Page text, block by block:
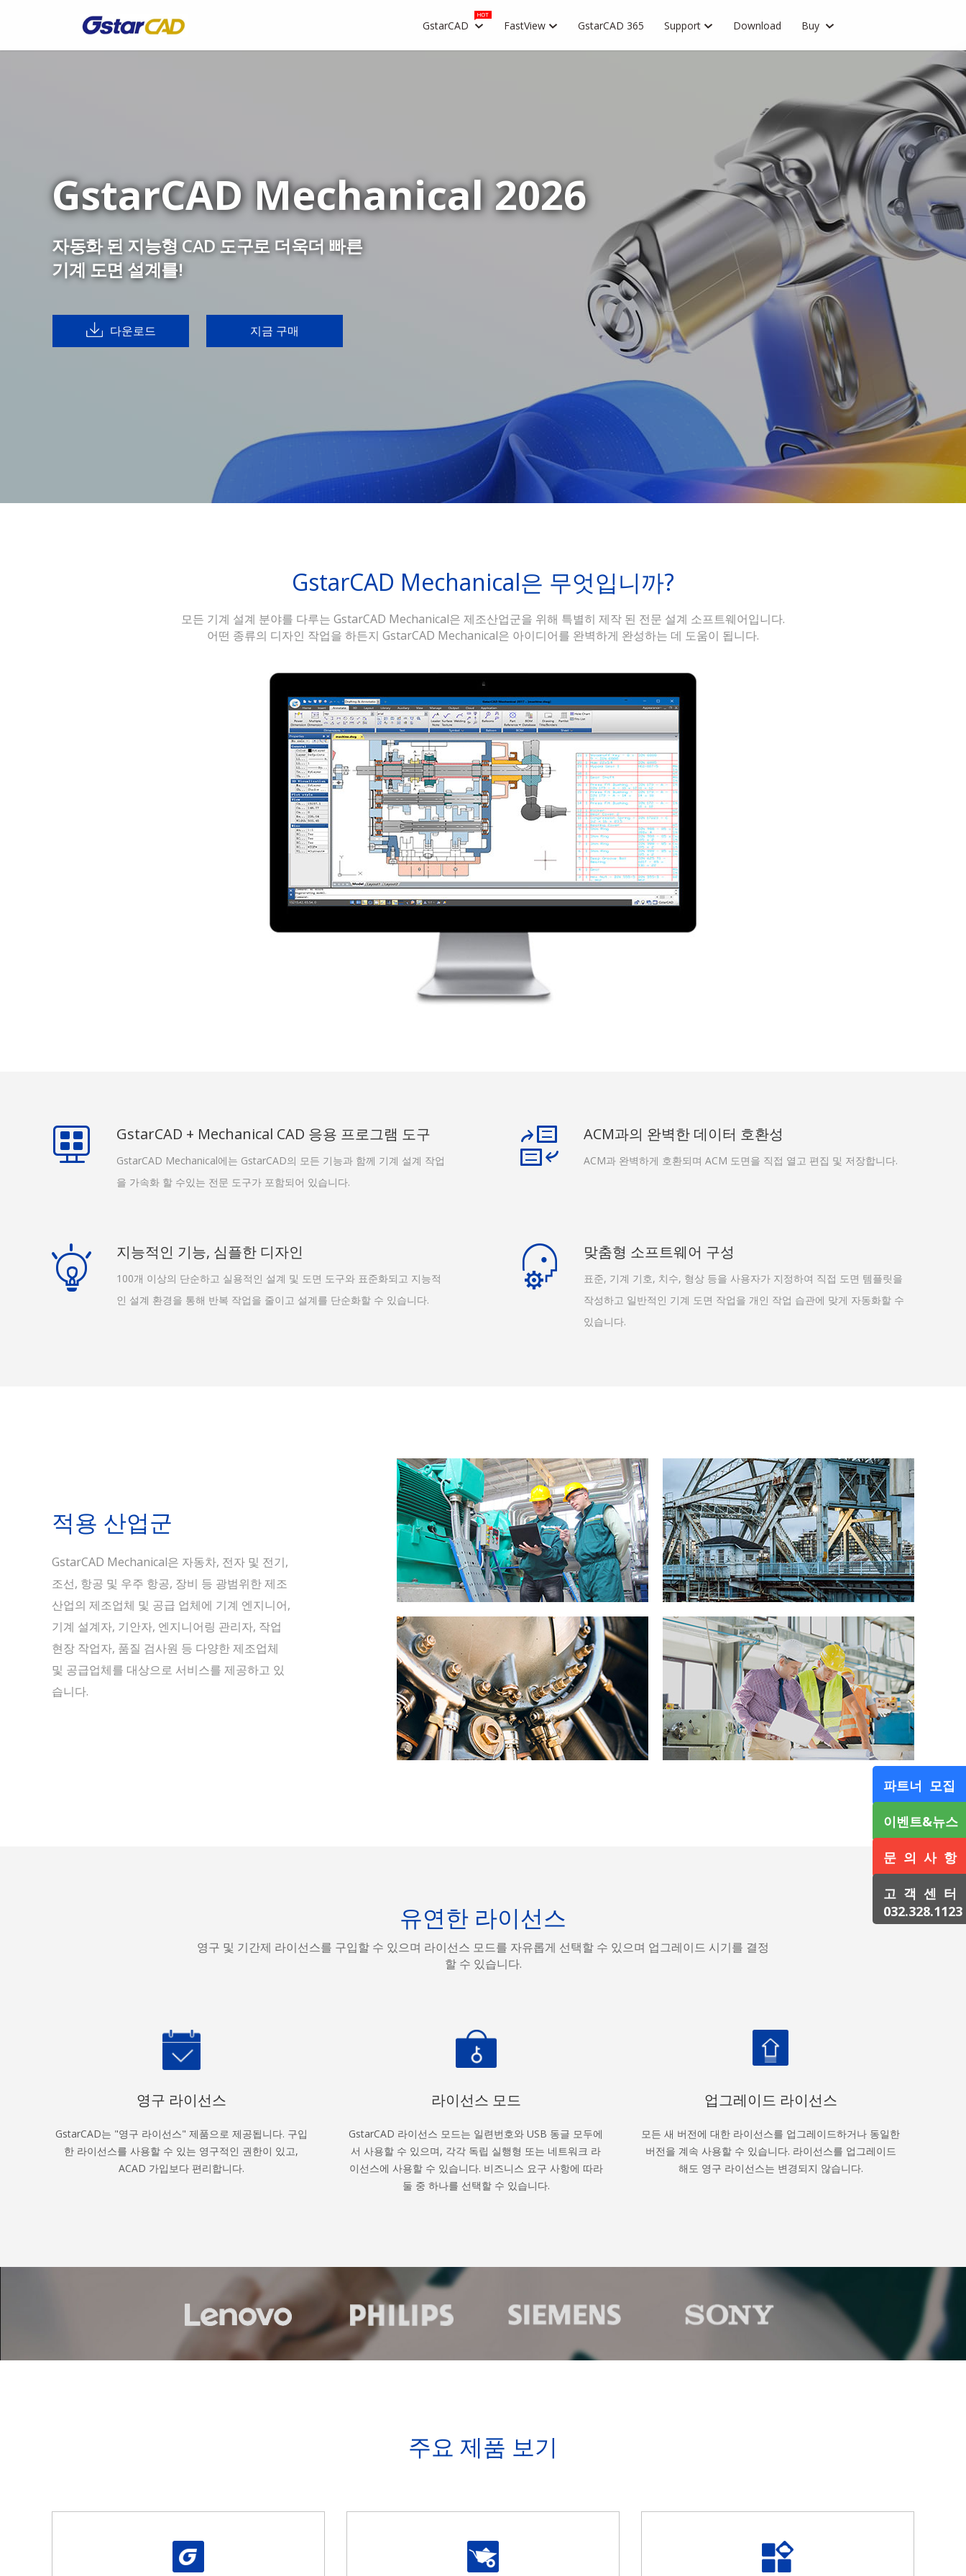
GstarCAD FastView GstarCAD 365 Support Download Buy
GstarCAD Mechanical 2026
자동화 된 지능형 CAD 도구로 더욱더 빠른
기계 도면 설계를!
다운로드 지금 구매
GstarCAD Mechanical은 무엇입니까?
모든 기계 설계 분야를 다루는 GstarCAD Mechanical은 제조산업군을 위해 특별히 제작 된 전문 설계 소프트웨어입니다.
어떤 종류의 디자인 작업을 하든지 GstarCAD Mechanical은 아이디어를 완벽하게 완성하는 데 도움이 됩니다.
GstarCAD + Mechanical CAD 응용 프로그램 도구
GstarCAD Mechanical에는 GstarCAD의 모든 기능과 함께 기계 설계 작업
을 가속화 할 수있는 전문 도구가 포함되어 있습니다.
ACM과의 완벽한 데이터 호환성
ACM과 완벽하게 호환되며 ACM 도면을 직접 열고 편집 및 저장합니다.
지능적인 기능, 심플한 디자인
100개 이상의 단순하고 실용적인 설계 및 도면 도구와 표준화되고 지능적
인 설계 환경을 통해 반복 작업을 줄이고 설계를 단순화할 수 있습니다.
맞춤형 소프트웨어 구성
표준, 기계 기호, 치수, 형상 등을 사용자가 지정하여 직접 도면 템플릿을
작성하고 일반적인 기계 도면 작업을 개인 작업 습관에 맞게 자동화할 수
있습니다.
적용 산업군
GstarCAD Mechanical은 자동차, 전자 및 전기,
조선, 항공 및 우주 항공, 장비 등 광범위한 제조
산업의 제조업체 및 공급 업체에 기계 엔지니어,
기계 설계자, 기안자, 엔지니어링 관리자, 작업
현장 작업자, 품질 검사원 등 다양한 제조업체
및 공급업체를 대상으로 서비스를 제공하고 있
습니다.
유연한 라이선스
영구 및 기간제 라이선스를 구입할 수 있으며 라이선스 모드를 자유롭게 선택할 수 있으며 업그레이드 시기를 결정
할 수 있습니다.
영구 라이선스
GstarCAD는 "영구 라이선스" 제품으로 제공됩니다. 구입
한 라이선스를 사용할 수 있는 영구적인 권한이 있고,
ACAD 가입보다 편리합니다.
라이선스 모드
GstarCAD 라이선스 모드는 일련번호와 USB 동글 모두에
서 사용할 수 있으며, 각각 독립 실행형 또는 네트워크 라
이선스에 사용할 수 있습니다. 비즈니스 요구 사항에 따라
둘 중 하나를 선택할 수 있습니다.
업그레이드 라이선스
모든 새 버전에 대한 라이선스를 업그레이드하거나 동일한
버전을 계속 사용할 수 있습니다. 라이선스를 업그레이드
해도 영구 라이선스는 변경되지 않습니다.
주요 제품 보기
파트너 모집
이벤트&뉴스
문 의 사 항
고 객 센 터
032.328.1123